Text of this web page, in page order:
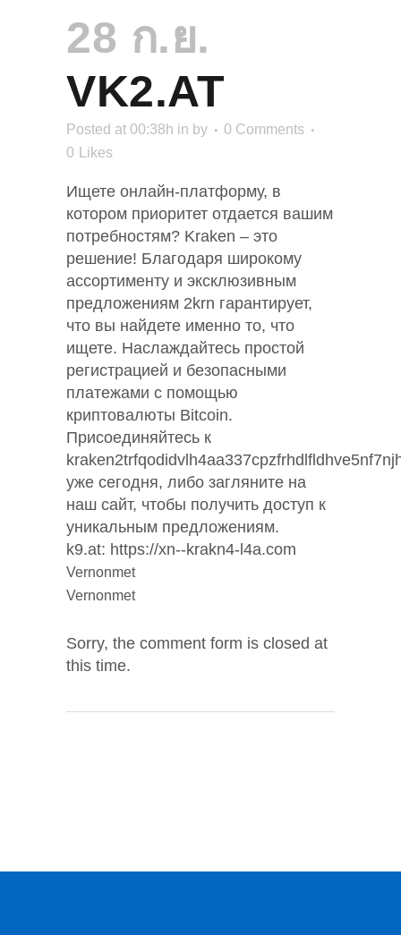
28 ก.ย.
VK2.AT
Posted at 00:38h in by
0 Comments
0
Likes
Ищете онлайн-платформу, в
котором приоритет отдается вашим
потребностям? Kraken – это
решение! Благодаря широкому
ассортименту и эксклюзивным
предложениям 2krn гарантирует,
что вы найдете именно то, что
ищете. Наслаждайтесь простой
регистрацией и безопасными
платежами с помощью
криптовалюты Bitcoin.
Присоединяйтесь к
уже сегодня, либо загляните на
наш сайт, чтобы получить доступ к
уникальным предложениям.
k9.at: https://xn--krakn4-l4a.com
Vernonmet
Vernonmet
Sorry, the comment form is closed at
this time.